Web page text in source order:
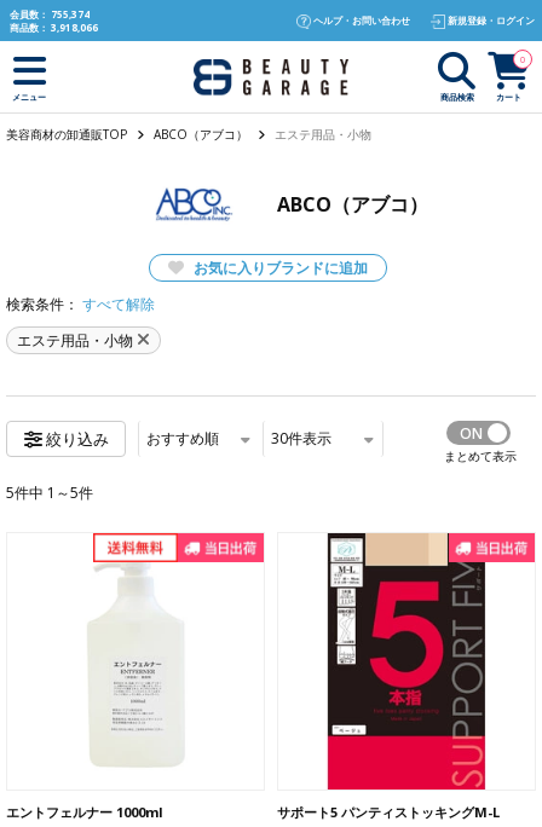
text.skipToContent
text.skipToNavigation
会員数： 755,374
商品数： 3,918,066
ヘルプ・お問い合わせ 新規登録・ログイン
メニュー 商品検索 カート
0
美容商材の卸通販TOP ABCO（アブコ） エステ用品・小物
ABCO（アブコ）
お気に入りブランドに追加
検索条件： すべて解除
エステ用品・小物
絞り込み おすすめ順 30件表示
まとめて表示
5件中 1～5件
エントフェルナー 1000ml サポート5 パンティストッキングM-L